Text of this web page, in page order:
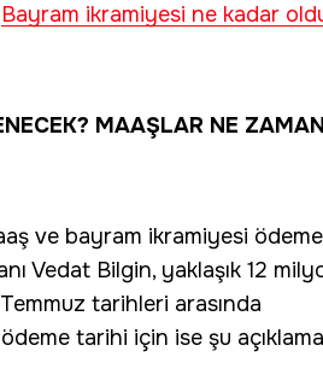
Bayram ikramiyesi ne kadar
MAAŞLAR NE ZAMAN
ve bayram ikramiyesi ödeme
Vedat Bilgin, yaklaşık 12
tarihleri arasında
tarihi için ise şu